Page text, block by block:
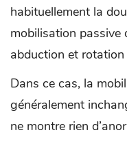
habituellement la
mobilisation passive
abduction et rotation
Dans ce cas, la
généralement
ne montre rien